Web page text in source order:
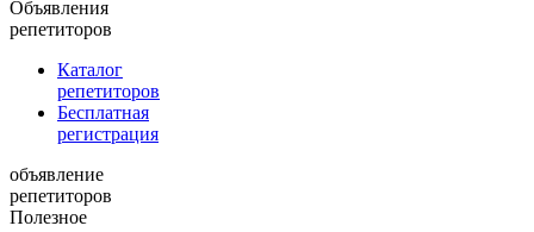
Объявления
репетиторов
Каталог
репетиторов
Бесплатная
регистрация
объявление
репетиторов
Полезное